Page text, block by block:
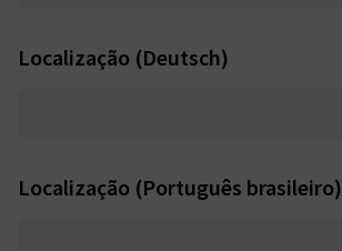
Localização (Deutsch)
Localização (Português brasileiro)